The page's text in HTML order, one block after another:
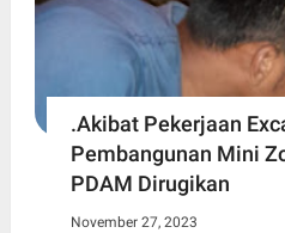
.Akibat Pekerjaan
Pembangunan Mini
PDAM Dirugikan
November 27, 2023